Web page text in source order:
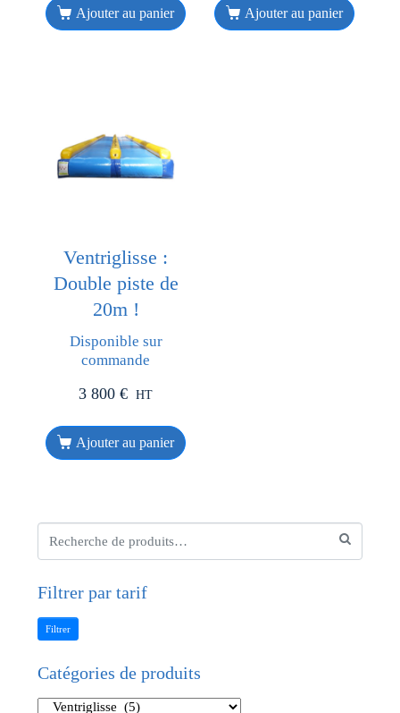
Ajouter au panier Ajouter au panier
Ventriglisse :
Double piste de
20m !
Disponible sur
commande
3 800€ HT
Ajouter au panier
Filtrer par tarif
Filtrer
Catégories de produits